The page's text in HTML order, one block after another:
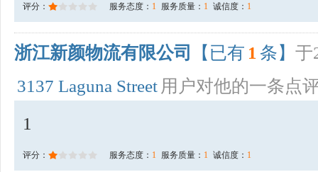
评分： 服务态度： 1 服务质量： 1 诚信度： 1
浙江新颜物流有限公司 【已有 1 条】 于
3137 Laguna Street 用户对他的一条点
1
评分： 服务态度： 1 服务质量： 1 诚信度： 1